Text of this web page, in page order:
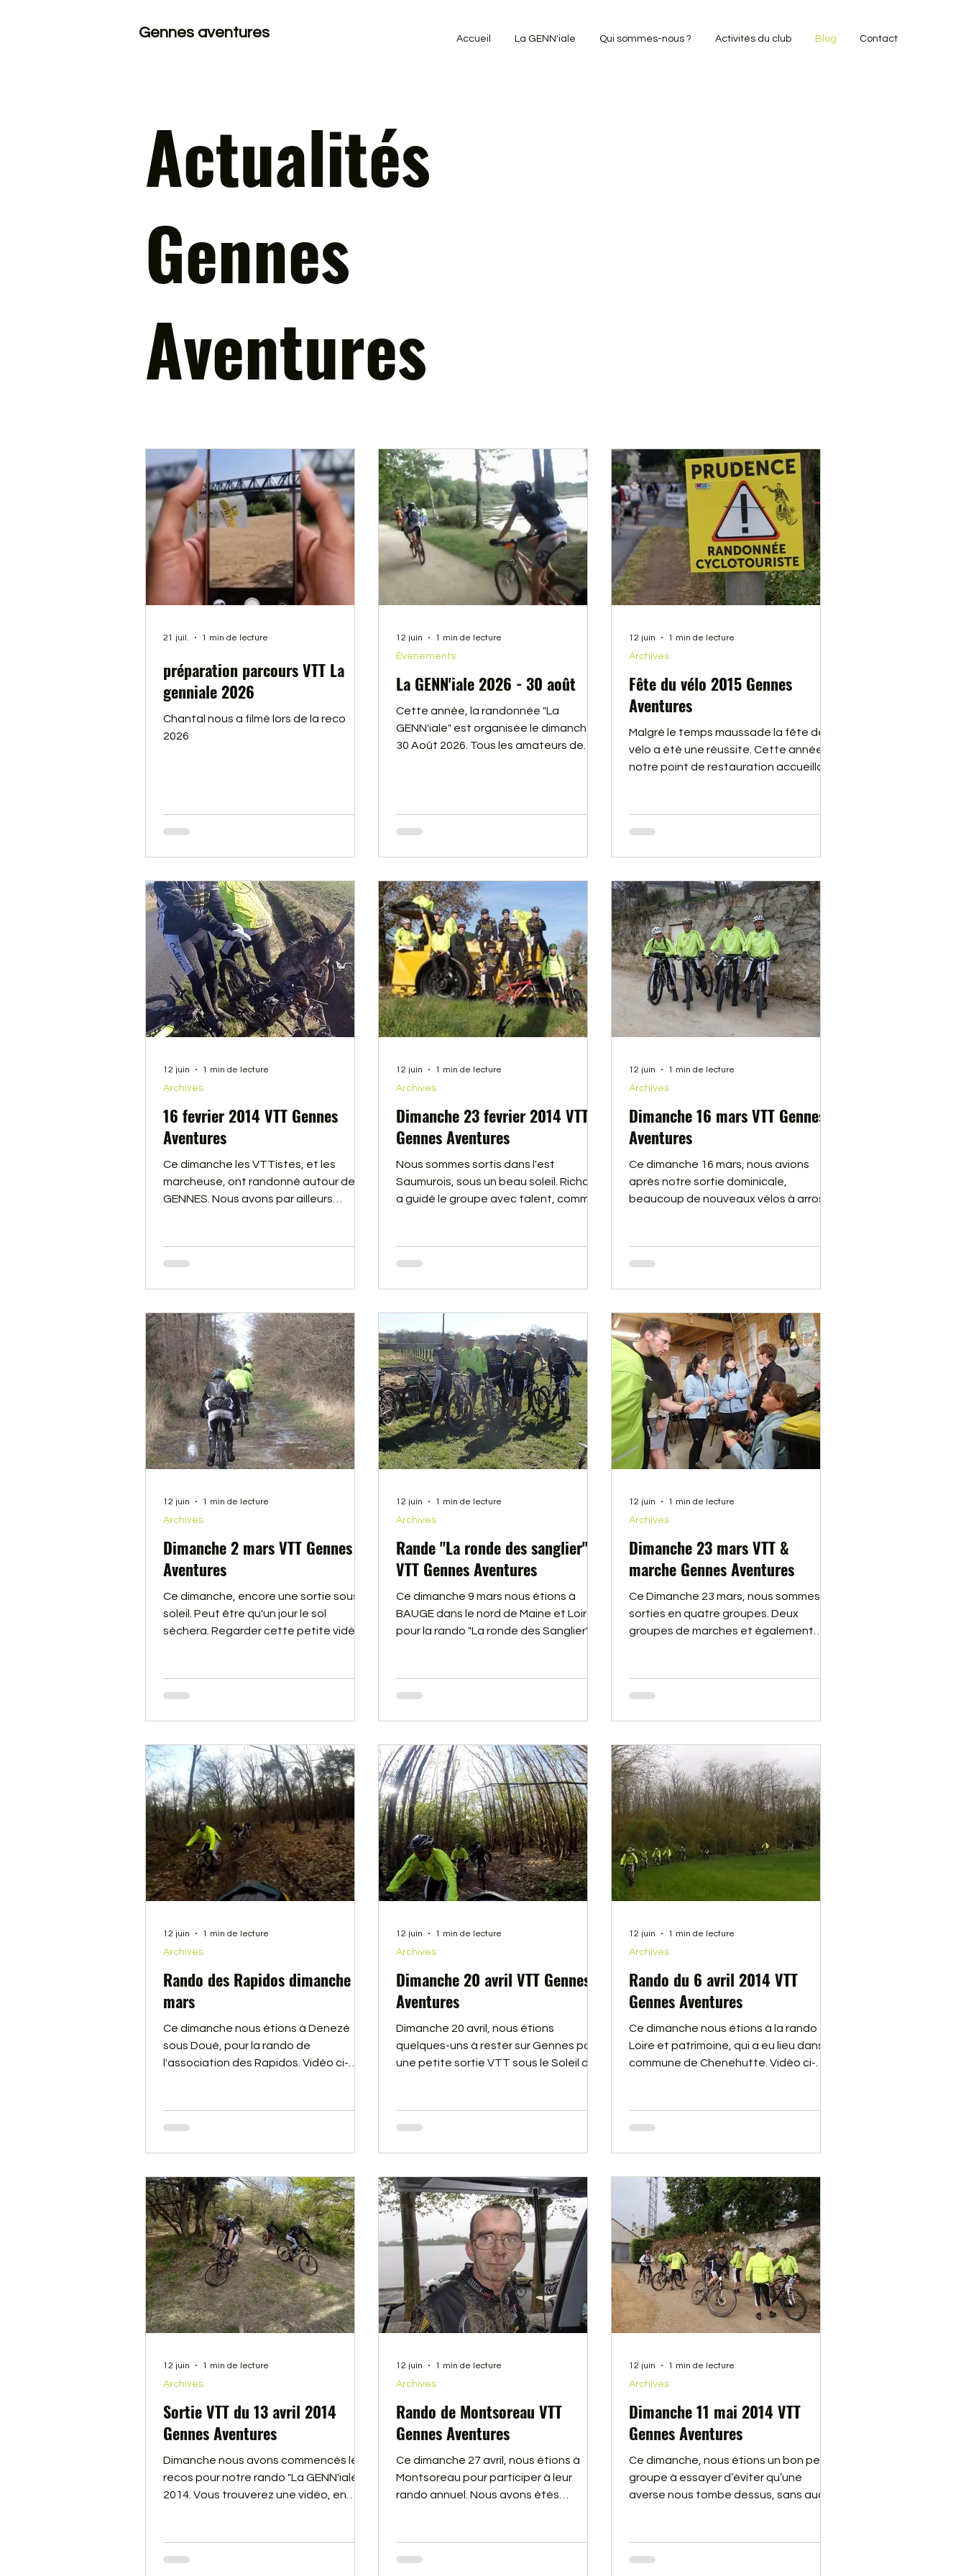
Gennes aventures Accueil La GENN'iale Qui sommes-nous ? Activités du club Blog Contact
Actualités
Gennes
Aventures
préparation parcours VTT La
genniale 2026
Chantal nous a filmé lors de la reco
2026
21 juil. 1 min de lecture
La GENN'iale 2026 - 30 août
Cette année, la randonnée "La
GENN'iale" est organisée le dimanche
30 Août 2026. Tous les amateurs de
la 17e édition, les 60 bénévoles de
l'association GENNES AVENTURES
par les forêts et coteaux de Loire.
Événements
12 juin 1 min de lecture
Fête du vélo 2015 Gennes
Aventures
Malgré le temps maussade la fête de
vélo a été une réussite. Cette année
notre point de restauration accueillait,
participaient à l’évènement Anjou Vélo
Vintage. En cliquant sur ce lien, vous
régnait sur la calle de Gennes ce
dimanche 14 juin 2015.Vous pouvez
également visionner un deuxième
album en cliquant sur ce lien : 2e AL
Archives
12 juin 1 min de lecture
16 fevrier 2014 VTT Gennes
Aventures
Ce dimanche les VTTistes, et les
marcheuse, ont randonné autour de
GENNES. Nous avons par ailleurs
Archives
12 juin 1 min de lecture
Dimanche 23 fevrier 2014 VTT
Gennes Aventures
Nous sommes sortis dans l'est
Saumurois, sous un beau soleil. Richard
a guidé le groupe avec talent, comme
Archives
12 juin 1 min de lecture
Dimanche 16 mars VTT Gennes
Aventures
Ce dimanche 16 mars, nous avions
après notre sortie dominicale,
beaucoup de nouveaux vélos à arroser.
Archives
12 juin 1 min de lecture
Dimanche 2 mars VTT Gennes
Aventures
Ce dimanche, encore une sortie sous le
soleil. Peut être qu'un jour le sol
sèchera. Regarder cette petite vidéo,
Archives
12 juin 1 min de lecture
Rande "La ronde des sanglier"
VTT Gennes Aventures
Ce dimanche 9 mars nous étions à
BAUGE dans le nord de Maine et Loire,
pour la rando "La ronde des Sanglier".
comme les sangliers, des bains de
boues à gogo.
Archives
12 juin 1 min de lecture
Dimanche 23 mars VTT &
marche Gennes Aventures
Ce Dimanche 23 mars, nous sommes
sorties en quatre groupes. Deux
groupes de marches et également
chutes sans bobos. Il y a eu également
un petit problème technique. Vous
Archives
12 juin 1 min de lecture
Rando des Rapidos dimanche 30
mars
Ce dimanche nous étions à Denezé
sous Doué, pour la rando de
l'association des Rapidos. Vidéo ci-
Archives
12 juin 1 min de lecture
Dimanche 20 avril VTT Gennes
Aventures
Dimanche 20 avril, nous étions
quelques-uns à rester sur Gennes pour
une petite sortie VTT sous le Soleil du
Archives
12 juin 1 min de lecture
Rando du 6 avril 2014 VTT
Gennes Aventures
Ce dimanche nous étions à la rando
Loire et patrimoine, qui a eu lieu dans la
commune de Chenehutte. Vidéo ci-
Archives
12 juin 1 min de lecture
Sortie VTT du 13 avril 2014
Gennes Aventures
Dimanche nous avons commencés les
recos pour notre rando "La GENN'iale"
2014. Vous trouverez une vidéo, en
caméra nous a lachée, il manque donc
des images.
Archives
12 juin 1 min de lecture
Rando de Montsoreau VTT
Gennes Aventures
Ce dimanche 27 avril, nous étions à
Montsoreau pour participer à leur
rando annuel. Nous avons étés
la rando était sympa. Vous trouverez le
film ci-dessous
Archives
12 juin 1 min de lecture
Dimanche 11 mai 2014 VTT
Gennes Aventures
Ce dimanche, nous étions un bon petit
groupe à essayer d’éviter qu’une
averse nous tombe dessus, sans aucun
qui aura lieu cette année le 31 Août.
Nous étions accompagnés de Franck,
Archives
12 juin 1 min de lecture